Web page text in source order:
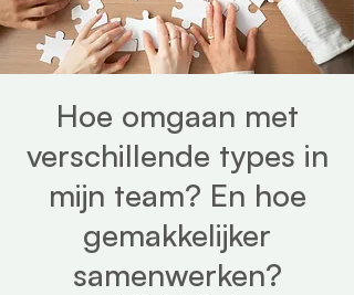
Hoe omgaan met
verschillende types in
mijn team? En hoe
gemakkelijker
samenwerken?